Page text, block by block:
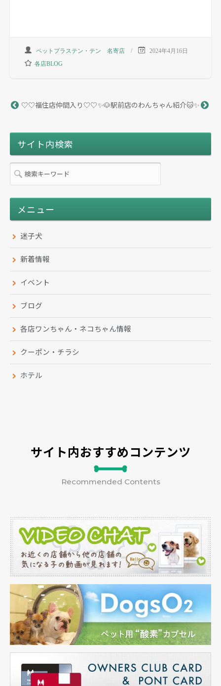
ペットプラステン・テン 名寄店
2024年4月16日
各店BLOG
♡♡福住店仲間入り♡♡✨🐶駅前店のわんちゃん紹介🐱✨
サイト内検索
メニュー
迷子犬
新着情報
イベント
ブログ
各店ワンちゃん・ネコちゃん情報
クーポン・チラシ
ホテル
サイト内おすすめコンテンツ
Recommended Contents